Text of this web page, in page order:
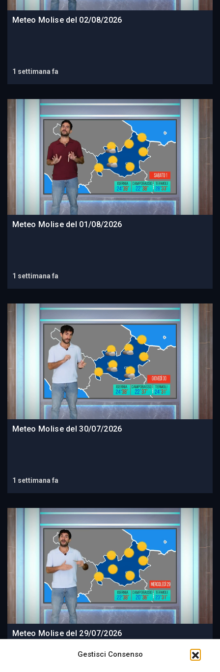
Gestisci Consenso
Meteo Molise del 02/08/2026
1 settimana fa
Meteo Molise del 01/08/2026
1 settimana fa
Meteo Molise del 30/07/2026
1 settimana fa
Meteo Molise del 29/07/2026